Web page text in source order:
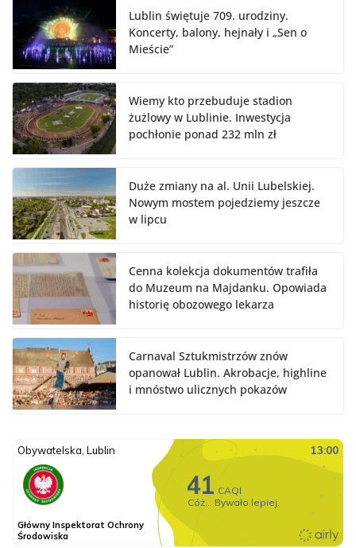
Lublin świętuje 709. urodziny.
Koncerty, balony, hejnały i „Sen o
Mieście”
Wiemy kto przebuduje stadion
żużlowy w Lublinie. Inwestycja
pochłonie ponad 232 mln zł
Duże zmiany na al. Unii Lubelskiej.
Nowym mostem pojedziemy jeszcze
w lipcu
Cenna kolekcja dokumentów trafiła
do Muzeum na Majdanku. Opowiada
historię obozowego lekarza
Carnaval Sztukmistrzów znów
opanował Lublin. Akrobacje, highline
i mnóstwo ulicznych pokazów